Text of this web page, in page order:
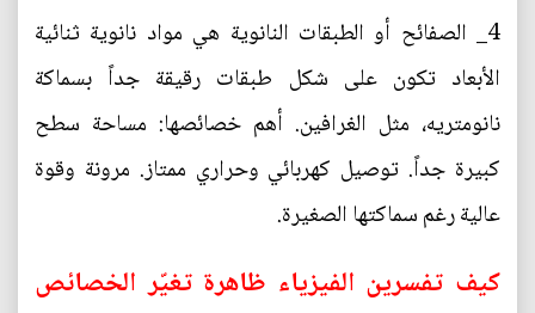
4_ الصفائح أو الطبقات النانوية هي مواد نانوية ثنائية
الأبعاد تكون على شكل طبقات رقيقة جداً بسماكة
نانومتريه، مثل الغرافين. أهم خصائصها: مساحة سطح
كبيرة جداً. توصيل كهربائي وحراري ممتاز. مرونة وقوة
عالية رغم سماكتها الصغيرة.
كيف تفسرين الفيزياء ظاهرة تغيّر الخصائص